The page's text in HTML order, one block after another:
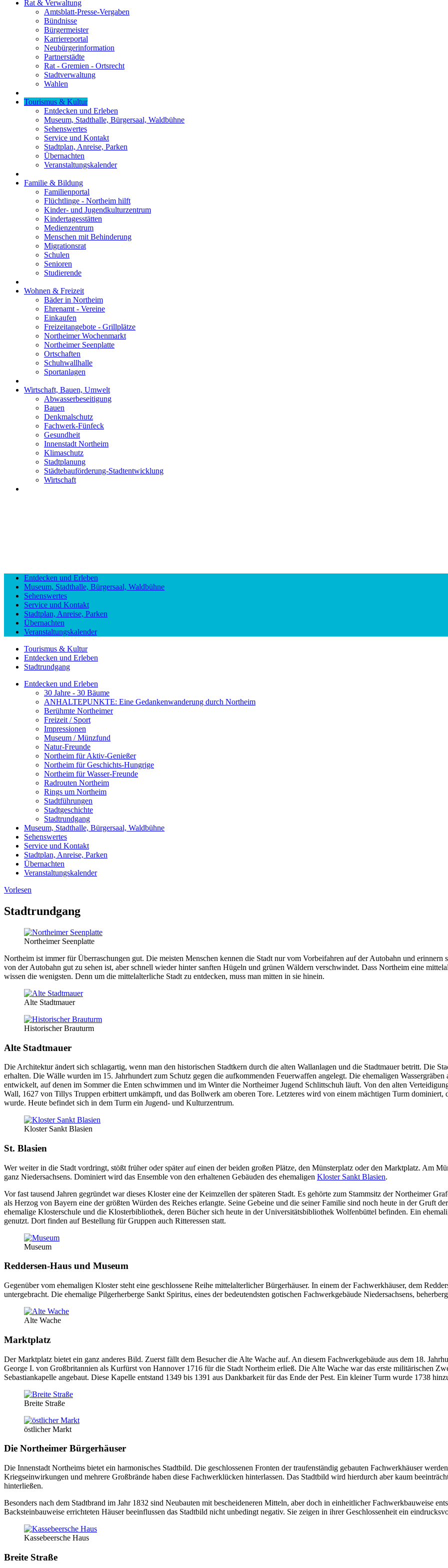
Rat & Verwaltung
Amtsblatt-Presse-Vergaben
Bündnisse
Bürgermeister
Karriereportal
Neubürgerinformation
Partnerstädte
Rat - Gremien - Ortsrecht
Stadtverwaltung
Wahlen
Tourismus & Kultur
Entdecken und Erleben
Museum, Stadthalle, Bürgersaal, Waldbühne
Sehenswertes
Service und Kontakt
Stadtplan, Anreise, Parken
Übernachten
Veranstaltungskalender
Familie & Bildung
Familienportal
Flüchtlinge - Northeim hilft
Kinder- und Jugendkulturzentrum
Kindertagesstätten
Medienzentrum
Menschen mit Behinderung
Migrationsrat
Schulen
Senioren
Studierende
Wohnen & Freizeit
Bäder in Northeim
Ehrenamt - Vereine
Einkaufen
Freizeitangebote - Grillplätze
Northeimer Wochenmarkt
Northeimer Seenplatte
Ortschaften
Schuhwallhalle
Sportanlagen
Wirtschaft, Bauen, Umwelt
Abwasserbeseitigung
Bauen
Denkmalschutz
Fachwerk-Fünfeck
Gesundheit
Innenstadt Northeim
Klimaschutz
Stadtplanung
Städtebauförderung-Stadtentwicklung
Wirtschaft
Entdecken und Erleben
Museum, Stadthalle, Bürgersaal, Waldbühne
Sehenswertes
Service und Kontakt
Stadtplan, Anreise, Parken
Übernachten
Veranstaltungskalender
Tourismus & Kultur
Entdecken und Erleben
Stadtrundgang
Entdecken und Erleben
30 Jahre - 30 Bäume
ANHALTEPUNKTE: Eine Gedankenwanderung durch Northeim
Berühmte Northeimer
Freizeit / Sport
Impressionen
Museum / Münzfund
Natur-Freunde
Northeim für Aktiv-Genießer
Northeim für Geschichts-Hungrige
Northeim für Wasser-Freunde
Radrouten Northeim
Rings um Northeim
Stadtführungen
Stadtgeschichte
Stadtrundgang
Museum, Stadthalle, Bürgersaal, Waldbühne
Sehenswertes
Service und Kontakt
Stadtplan, Anreise, Parken
Übernachten
Veranstaltungskalender
Vorlesen
Stadtrundgang
Northeimer Seenplatte
Northeim ist immer für Überraschungen gut. Die meisten Menschen kennen die Stadt nur vom Vorbeifahren auf der Autobahn und
von der Autobahn gut zu sehen ist, aber schnell wieder hinter sanften Hügeln und grünen Wäldern verschwindet. Dass Northeim eine
wissen die wenigsten. Denn um die mittelalterliche Stadt zu entdecken, muss man mitten in sie hinein.
Alte Stadtmauer
Historischer Brauturm
Alte Stadtmauer
Die Architektur ändert sich schlagartig, wenn man den historischen Stadtkern durch die alten Wallanlagen und die Stadtmauer betritt. Die
erhalten. Die Wälle wurden im 15. Jahrhundert zum Schutz gegen die aufkommenden Feuerwaffen angelegt. Die ehemaligen
entwickelt, auf denen im Sommer die Enten schwimmen und im Winter die Northeimer Jugend Schlittschuh läuft. Von den alten
Wall, 1627 von Tillys Truppen erbittert umkämpft, und das Bollwerk am oberen Tore. Letzteres wird von einem mächtigen Turm
wurde. Heute befindet sich in dem Turm ein Jugend- und Kulturzentrum.
Kloster Sankt Blasien
St. Blasien
Wer weiter in die Stadt vordringt, stößt früher oder später auf einen der beiden großen Plätze, den Münsterplatz oder den Marktplatz. Am
ganz Niedersachsens. Dominiert wird das Ensemble von den erhaltenen Gebäuden des ehemaligen Kloster Sankt Blasien.
Vor fast tausend Jahren gegründet war dieses Kloster eine der Keimzellen der späteren Stadt. Es gehörte zum Stammsitz der Northeimer
als Herzog von Bayern eine der größten Würden des Reiches erlangte. Seine Gebeine und die seiner Familie sind noch heute in der Gruft
ehemalige Klosterschule und die Klosterbibliothek, deren Bücher sich heute in der Universitätsbibliothek Wolfenbüttel befinden. Ein
genutzt. Dort finden auf Bestellung für Gruppen auch Ritteressen statt.
Museum
Reddersen-Haus und Museum
Gegenüber vom ehemaligen Kloster steht eine geschlossene Reihe mittelalterlicher Bürgerhäuser. In einem der Fachwerkhäuser, dem
untergebracht. Die ehemalige Pilgerherberge Sankt Spiritus, eines der bedeutendsten gotischen Fachwerkgebäude Niedersachsens,
Alte Wache
Marktplatz
Der Marktplatz bietet ein ganz anderes Bild. Zuerst fällt dem Besucher die Alte Wache auf. An diesem Fachwerkgebäude aus dem 18.
George I. von Großbritannien als Kurfürst von Hannover 1716 für die Stadt Northeim erließ. Die Alte Wache war das erste militärischen
Sebastiankapelle angebaut. Diese Kapelle entstand 1349 bis 1391 aus Dankbarkeit für das Ende der Pest. Ein kleiner Turm wurde 1738
Breite Straße
östlicher Markt
Die Northeimer Bürgerhäuser
Die Innenstadt Northeims bietet ein harmonisches Stadtbild. Die geschlossenen Fronten der traufenständig gebauten Fachwerkhäuser
Kriegseinwirkungen und mehrere Großbrände haben diese Fachwerklücken hinterlassen. Das Stadtbild wird hierdurch aber kaum
hinterließen.
Besonders nach dem Stadtbrand im Jahr 1832 sind Neubauten mit bescheideneren Mitteln, aber doch in einheitlicher Fachwerkbauweise
Backsteinbauweise errichteten Häuser beeinflussen das Stadtbild nicht unbedingt negativ. Sie zeigen in ihrer Geschlossenheit ein
Kassebeersche Haus
Breite Straße